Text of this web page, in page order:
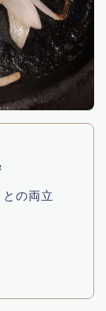
の両立